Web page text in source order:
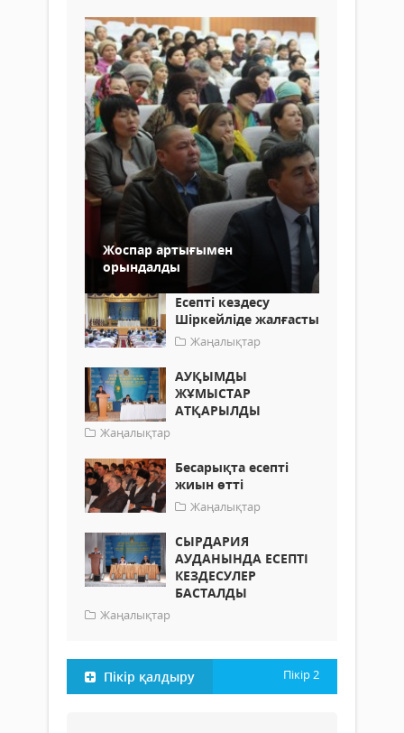
Жоспар артығымен
орындалды
Есепті кездесу
Шіркейліде жалғасты
Жаңалықтар
АУҚЫМДЫ
ЖҰМЫСТАР
АТҚАРЫЛДЫ
Жаңалықтар
Бесарықта есепті
жиын өтті
Жаңалықтар
СЫРДАРИЯ
АУДАНЫНДА ЕСЕПТІ
КЕЗДЕСУЛЕР
БАСТАЛДЫ
Жаңалықтар
Пікір қалдыру Пікір2